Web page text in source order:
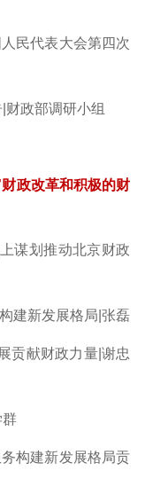
民代表大会第四次
政部调研小组
政改革和积极的财
谋划推动北京财政
建新发展格局|张磊
贡献财政力量|谢忠
构建新发展格局贡